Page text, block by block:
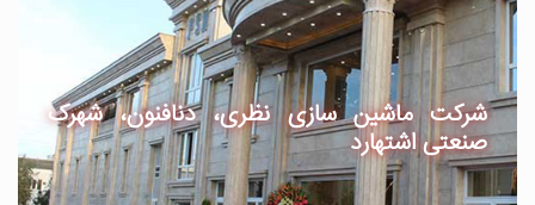
شرکت ماشین سازی نظری، دنافنون، شهرک
صنعتی اشتهارد